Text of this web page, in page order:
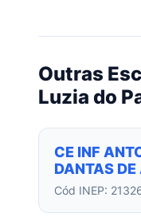
Outras
Luzia do
CE INF
DANTAS
Cód INEP: